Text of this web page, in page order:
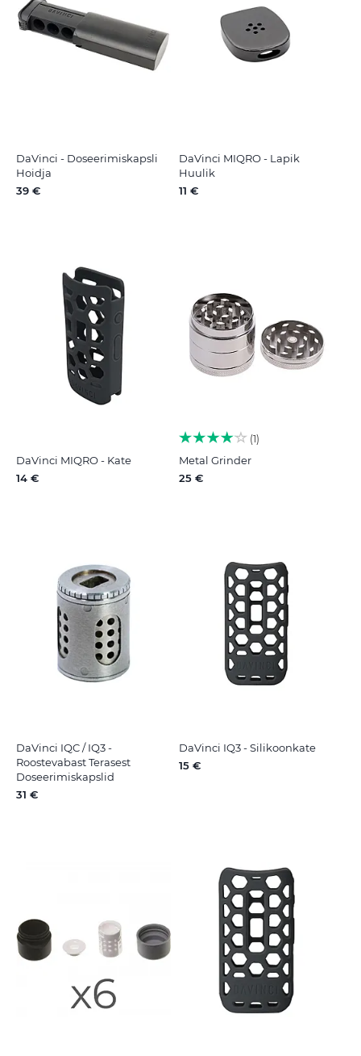
DaVinci - Doseerimiskapsli
Hoidja
39 €
DaVinci MIQRO - Lapik
Huulik
11 €
DaVinci MIQRO - Kate
14 €
1
Metal Grinder
25 €
DaVinci IQC / IQ3 -
Roostevabast Terasest
Doseerimiskapslid
31 €
DaVinci IQ3 - Silikoonkate
15 €